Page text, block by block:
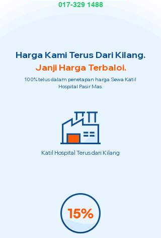
017-329 1488
Harga Kami Terus Dari Kilang.
Janji Harga Terbaloi.
100% telus dalam penetapan harga Sewa Katil
Hospital Pasir Mas.
Katil Hospital Terus dari Kilang